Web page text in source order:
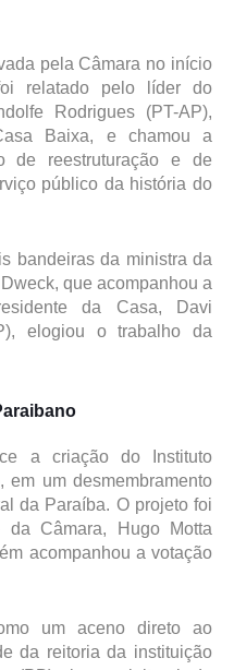
pela Câmara no início
relatado pelo líder do
Rodrigues (PT-AP),
Baixa, e chamou a
de reestruturação e de
público da história do
bandeiras da ministra da
que acompanhou a
da Casa, Davi
elogiou o trabalho da
a criação do Instituto
em um desmembramento
da Paraíba. O projeto foi
da Câmara, Hugo Motta
acompanhou a votação
um aceno direto ao
da reitoria da instituição